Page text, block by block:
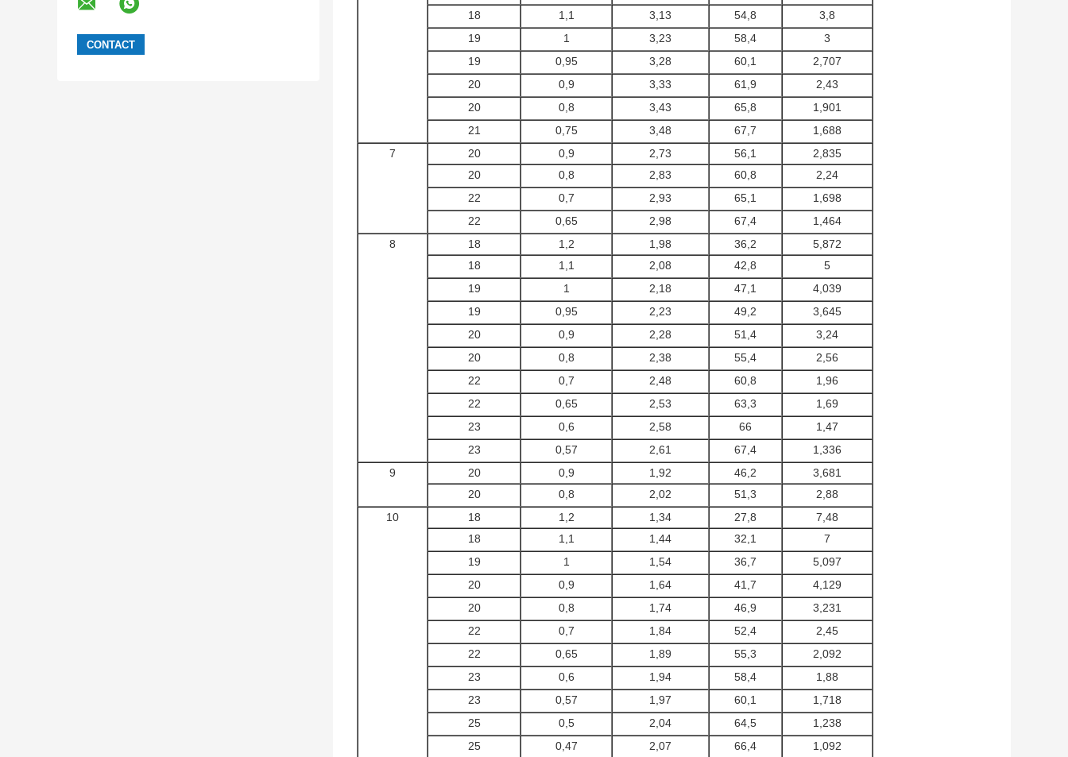
18
1,1 3,13 54,8
3,8
19
1 3,23 58,4
3
19
0,95 3,28 60,1
2,707
20
0,9 3,33 61,9
2,43
20
0,8 3,43 65,8
1,901
21
0,75 3,48 67,7
1,688
7
20 0,9 2,73 56,1
2,835
20
0,8 2,83 60,8
2,24
22
0,7 2,93 65,1
1,698
22
0,65 2,98 67,4
1,464
8
18 1,2 1,98 36,2
5,872
18
1,1 2,08 42,8
5
19
1 2,18 47,1
4,039
19
0,95 2,23 49,2
3,645
20
0,9 2,28 51,4
3,24
20
0,8 2,38 55,4
2,56
22
0,7 2,48 60,8
1,96
22
0,65 2,53 63,3
1,69
23
0,6 2,58 66
1,47
23
0,57 2,61 67,4
1,336
9
20 0,9 1,92 46,2
3,681
20
0,8 2,02 51,3
2,88
10
18 1,2 1,34 27,8
7,48
18
1,1 1,44 32,1
7
19
1 1,54 36,7
5,097
20
0,9 1,64 41,7
4,129
20
0,8 1,74 46,9
3,231
22
0,7 1,84 52,4
2,45
22
0,65 1,89 55,3
2,092
23
0,6 1,94 58,4
1,88
23
0,57 1,97 60,1
1,718
25
0,5 2,04 64,5
1,238
25
0,47 2,07 66,4
1,092